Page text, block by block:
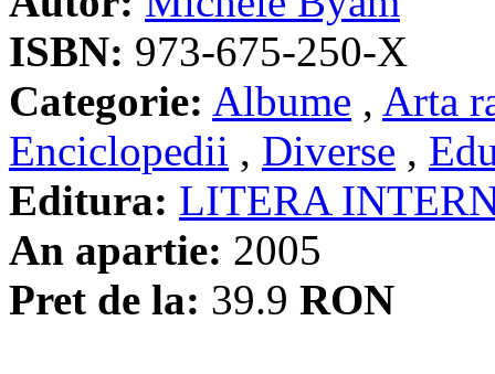
ISBN: 973-675-250-X
Categorie: Albume , Arta
Enciclopedii , Diverse ,
Editura: LITERA
An apartie: 2005
Pret de la: 39.9 RON